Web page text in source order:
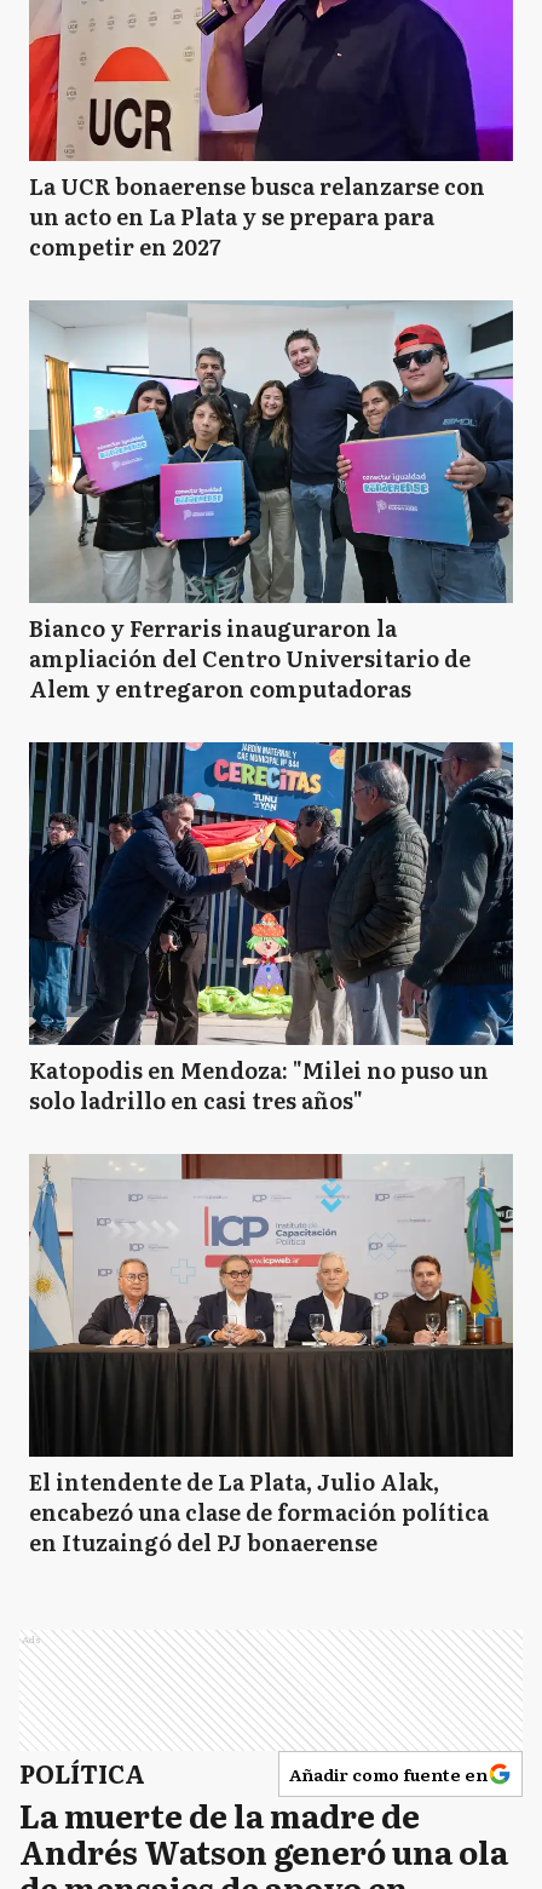
La UCR bonaerense busca relanzarse con
un acto en La Plata y se prepara para
competir en 2027
Bianco y Ferraris inauguraron la
ampliación del Centro Universitario de
Alem y entregaron computadoras
Katopodis en Mendoza: "Milei no puso un
solo ladrillo en casi tres años"
El intendente de La Plata, Julio Alak,
encabezó una clase de formación política
en Ituzaingó del PJ bonaerense
Ads
POLÍTICA Añadir como fuente en
La muerte de la madre de
Andrés Watson generó una ola